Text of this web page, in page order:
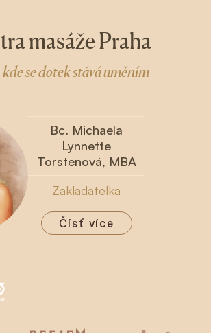
masáže Praha
se dotek stává uměním
Bc. Michaela
Lynnette
Torstenová, MBA
Zakladatelka
Čísť více